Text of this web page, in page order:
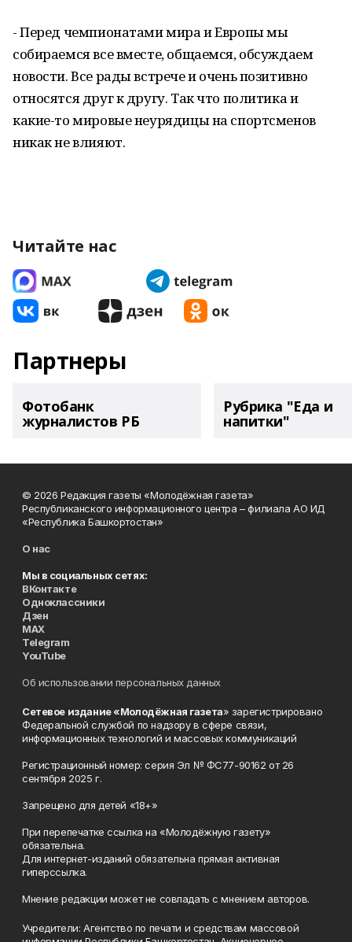
- Перед чемпионатами мира и Европы мы
собираемся все вместе, общаемся, обсуждаем
новости. Все рады встрече и очень позитивно
относятся друг к другу. Так что политика и
какие-то мировые неурядицы на спортсменов
никак не влияют.
Читайте нас
Партнеры
Фотобанк
журналистов РБ
Рубрика "Еда и
напитки"
© 2026 Редакция газеты «Молодёжная газета»
Республиканского информационного центра – филиала АО ИД
«Республика Башкортостан»
О нас
Мы в социальных сетях:
ВКонтакте
Одноклассники
Дзен
MAX
Telegram
YouTube
Об использовании персональных данных
Сетевое издание «Молодёжная газета» зарегистрировано
Федеральной службой по надзору в сфере связи,
информационных технологий и массовых коммуникаций
Регистрационный номер: серия Эл № ФС77-90162 от 26
сентября 2025 г.
Запрещено для детей «18+»
При перепечатке ссылка на «Молодёжную газету»
обязательна.
Для интернет-изданий обязательна прямая активная
гиперссылка.
Мнение редакции может не совпадать с мнением авторов.
Учредители: Агентство по печати и средствам массовой